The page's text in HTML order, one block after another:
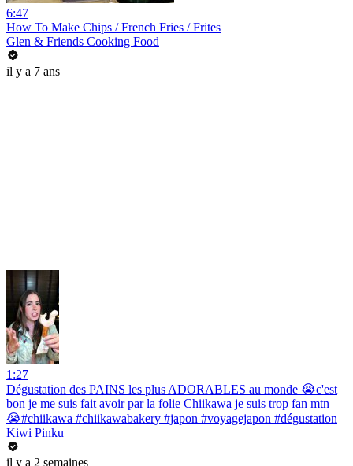
6:47
How To Make Chips / French Fries / Frites
Glen & Friends Cooking Food
il y a 7 ans
1:27
Dégustation des PAINS les plus ADORABLES au monde 😭c'est
bon je me suis fait avoir par la folie Chiikawa je suis trop fan mtn
😭#chiikawa #chiikawabakery #japon #voyagejapon #dégustation
Kiwi Pinku
il y a 2 semaines